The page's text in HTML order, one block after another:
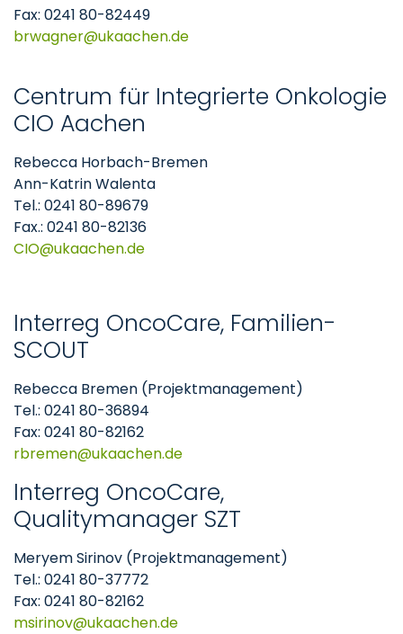
Fax: 0241 80-82449
brwagner
ukaachende
Centrum für Integrierte Onkologie
CIO Aachen
Rebecca Horbach-Bremen
Ann-Katrin Walenta
Tel.: 0241 80-89679
Fax.: 0241 80-82136
CIO
ukaachende
Interreg OncoCare, Familien-
SCOUT
Rebecca Bremen (Projektmanagement)
Tel.: 0241 80-36894
Fax: 0241 80-82162
rbremen
ukaachende
Interreg OncoCare,
Qualitymanager SZT
Meryem Sirinov (Projektmanagement)
Tel.: 0241 80-37772
Fax: 0241 80-82162
msirinov
ukaachende